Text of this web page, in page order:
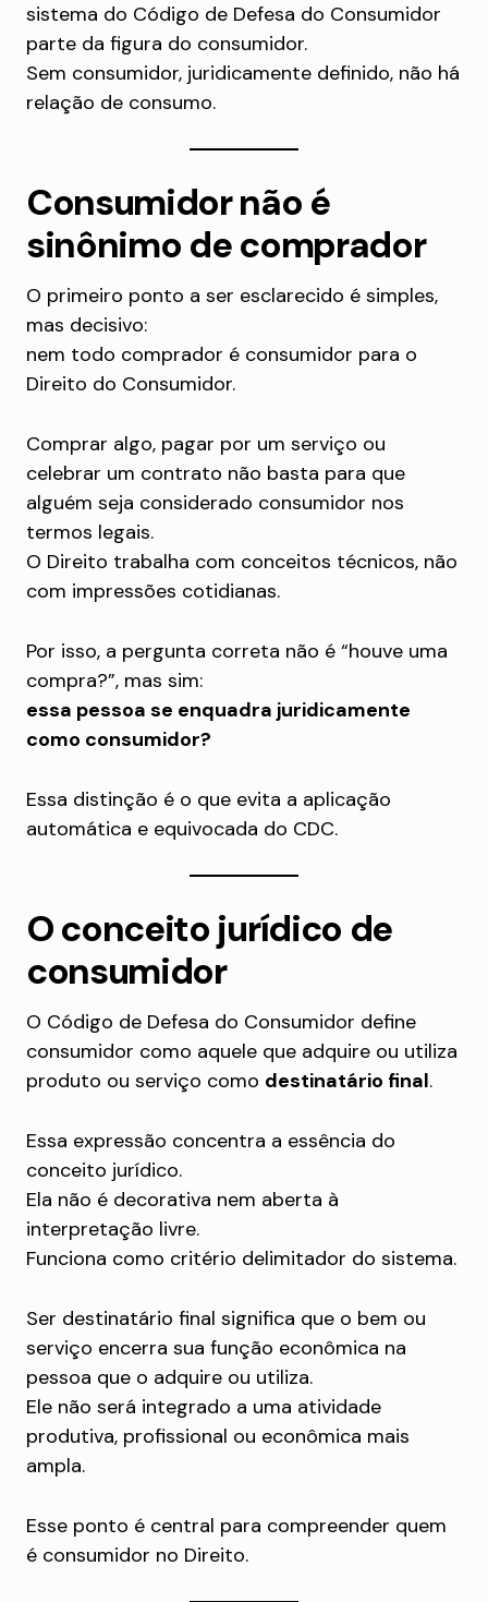
sistema do Código de Defesa do Consumidor
parte da figura do consumidor.
Sem consumidor, juridicamente definido, não há
relação de consumo.
Consumidor não é
sinônimo de comprador
O primeiro ponto a ser esclarecido é simples,
mas decisivo:
nem todo comprador é consumidor para o
Direito do Consumidor.
Comprar algo, pagar por um serviço ou
celebrar um contrato não basta para que
alguém seja considerado consumidor nos
termos legais.
O Direito trabalha com conceitos técnicos, não
com impressões cotidianas.
Por isso, a pergunta correta não é “houve uma
compra?”, mas sim:
essa pessoa se enquadra juridicamente
como consumidor?
Essa distinção é o que evita a aplicação
automática e equivocada do CDC.
O conceito jurídico de
consumidor
O Código de Defesa do Consumidor define
consumidor como aquele que adquire ou utiliza
produto ou serviço como destinatário final.
Essa expressão concentra a essência do
conceito jurídico.
Ela não é decorativa nem aberta à
interpretação livre.
Funciona como critério delimitador do sistema.
Ser destinatário final significa que o bem ou
serviço encerra sua função econômica na
pessoa que o adquire ou utiliza.
Ele não será integrado a uma atividade
produtiva, profissional ou econômica mais
ampla.
Esse ponto é central para compreender quem
é consumidor no Direito.